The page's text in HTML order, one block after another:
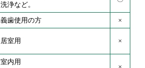
洗浄など。
義歯使用の方 ×
居室用 ×
室内用
×